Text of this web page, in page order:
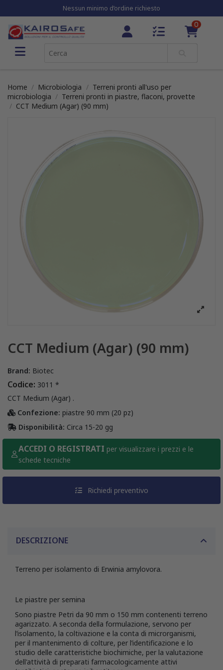
Nessun minimo d’ordine richiesto
0
Home Microbiologia
Terreni pronti all'uso per
microbiologia
Terreni pronti in piastre, flaconi, provette
CCT Medium (Agar) (90 mm)
CCT Medium (Agar) (90 mm)
Brand: Biotec
Codice: 3011 *
CCT Medium (Agar) .
Confezione: piastre 90 mm (20 pz)
Disponibilità: Circa 15-20 gg
ACCEDI O REGISTRATI per visualizzare i prezzi e le
schede tecniche
Richiedi preventivo
DESCRIZIONE
Terreno per isolamento di Erwinia amylovora.
Le piastre per semina
Sono piastre Petri da 90 mm o 150 mm contenenti terreno
agarizzato. A seconda della formulazione, servono per
l’isolamento, la coltivazione e la conta di microrganismi,
per il mantenimento di colture, per l’identificazione e lo
studio delle caratteristiche biochimiche, per la valutazione
dell'attività di preparati farmacologicamente attivi